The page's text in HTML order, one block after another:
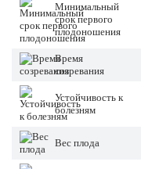
Минимальный
срок первого
плодоношения
Время
созревания
Устойчивость к
болезням
Вес плода